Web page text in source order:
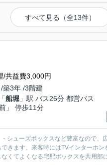
すべて見る（全13件）
/共益費3,000円
築3年 /3階建
「船堀 」駅 バス26分 都営バス
」 停歩11分
シューズボックスなど豊富なので
きます。来客時にはTVインターホ
くてよくなる宅配ボックスを共用部